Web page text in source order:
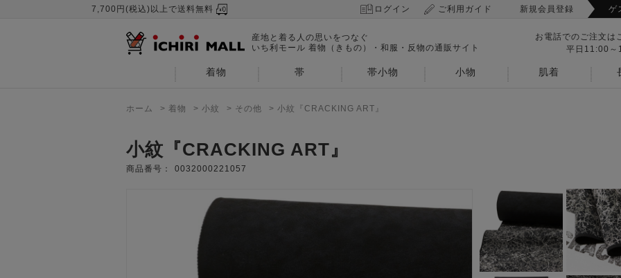
7,700円(税込)以上で送料無料 ログイン ご利用ガイド 新規会員登録 ゲ
産地と着る人の思いをつなぐ
いち利モール 着物（きもの）・和服・反物の通販サイト
お電話でのご注文は
平日11:00～
着物 帯 帯小物 小物 肌着
ホーム > 着物 > 小紋 > その他 > 小紋『CRACKING ART』
小紋『CRACKING ART』
商品番号： 0032000221057